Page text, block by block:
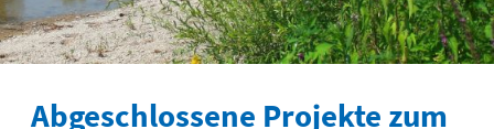
Abgeschlossene Projekte zum